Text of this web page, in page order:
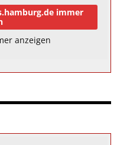
immer
anzeigen